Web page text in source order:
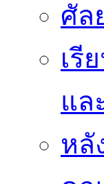
ศัล
เรี
แล
หลั